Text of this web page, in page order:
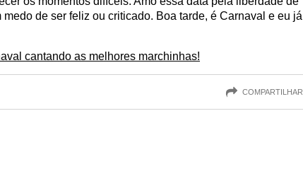
medo de ser feliz ou criticado. Boa tarde, é Carnaval e eu já
cantando as melhores marchinhas!
COMPARTILHAR